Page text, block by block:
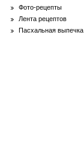
Фото-рецепты
Лента рецептов
Пасхальная выпечка